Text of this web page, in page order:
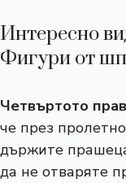
Интересно
Фигури от
Четвъртото
че през
държите
да не отваряте